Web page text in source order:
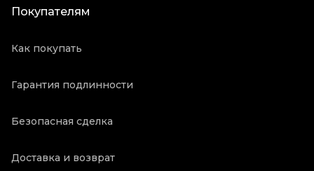
Покупателям
Как покупать
Гарантия подлинности
Безопасная сделка
Доставка и возврат